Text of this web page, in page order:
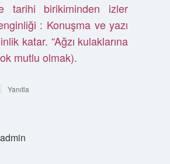
tarihi birikiminden izler
: Konuşma ve yazı
katar. “Ağzı kulaklarına
mutlu olmak).
Yanıtla
admin